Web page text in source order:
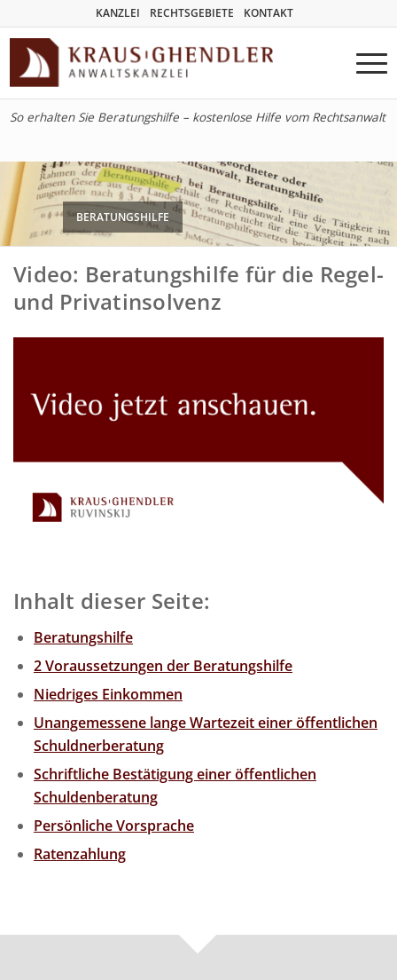
KANZLEI RECHTSGEBIETE KONTAKT
So erhalten Sie Beratungshilfe – kostenlose Hilfe vom Rechtsanwalt
BERATUNGSHILFE
Video: Beratungshilfe für die Regel-
und Privatinsolvenz
Inhalt dieser Seite:
Beratungshilfe
2 Voraussetzungen der Beratungshilfe
Niedriges Einkommen
Unangemessene lange Wartezeit einer öffentlichen
Schuldnerberatung
Schriftliche Bestätigung einer öffentlichen
Schuldenberatung
Persönliche Vorsprache
Ratenzahlung